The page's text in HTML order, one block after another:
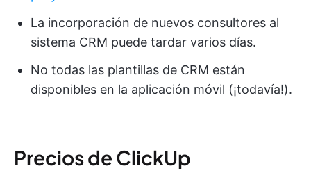
La incorporación de nuevos consultores al
sistema CRM puede tardar varios días.
No todas las plantillas de CRM están
disponibles en la aplicación móvil (¡todavía!).
Precios de ClickUp